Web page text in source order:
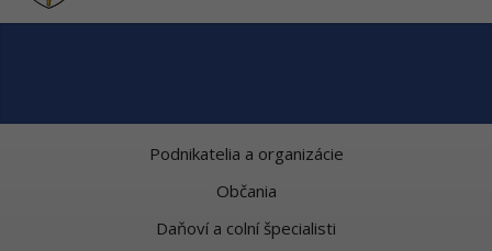
Podnikatelia a organizácie
Občania
Daňoví a colní špecialisti